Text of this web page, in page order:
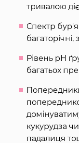
тривалою
Спектр
багаторічні,
Рівень pH
багатьох
кукурудза
падалиця